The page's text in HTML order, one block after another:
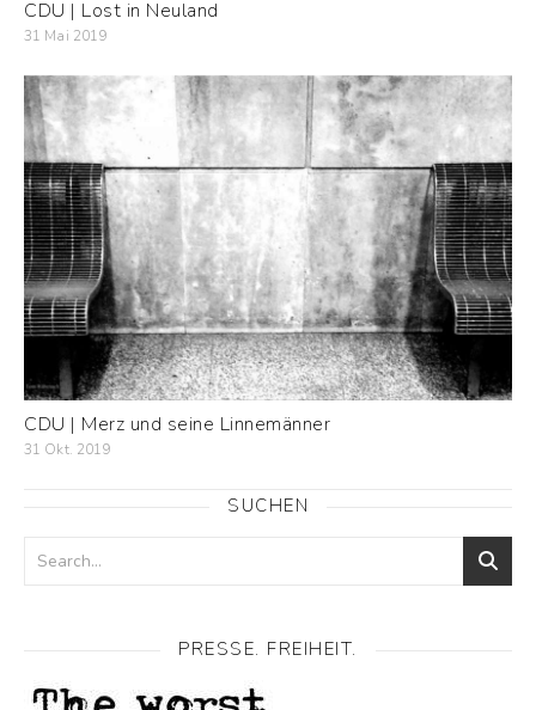
CDU | Lost in Neuland
31 Mai 2019
CDU | Merz und seine Linnemänner
31 Okt. 2019
SUCHEN
PRESSE. FREIHEIT.